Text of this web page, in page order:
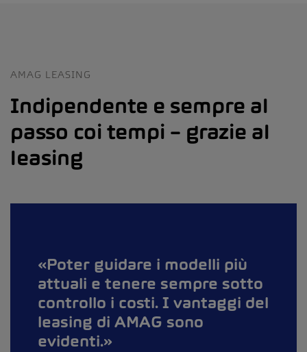
AMAG LEASING
Indipendente e sempre al
passo coi tempi – grazie al
leasing
Poter guidare i modelli più
attuali e tenere sempre sotto
controllo i costi. I vantaggi del
leasing di AMAG sono
evidenti.